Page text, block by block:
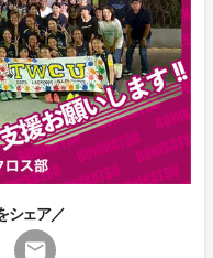
シェア／